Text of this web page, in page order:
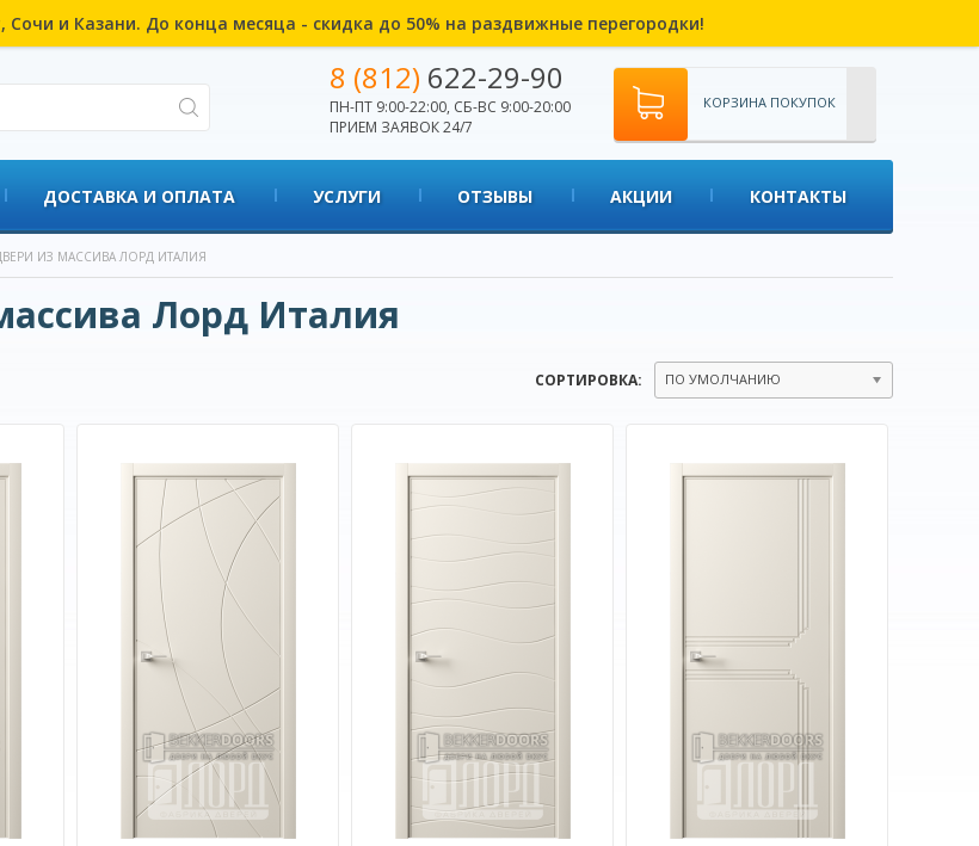
Сочи и Казани. До конца месяца - скидка до 50% на раздвижные перегородки!
8 (812) 622-29-90
ПН-ПТ 9:00-22:00, СБ-ВС 9:00-20:00
ПРИЕМ ЗАЯВОК 24/7
КОРЗИНА ПОКУПОК
ДОСТАВКА И ОПЛАТА УСЛУГИ ОТЗЫВЫ АКЦИИ КОНТАКТЫ
ИЗ МАССИВА ЛОРД ИТАЛИЯ
Лорд Италия
СОРТИРОВКА: ПО УМОЛЧАНИЮ